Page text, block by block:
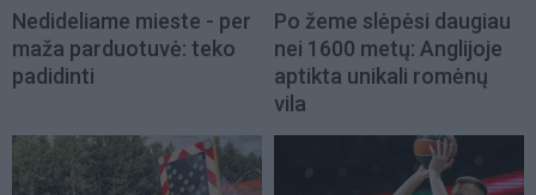
Nedideliame mieste - per
maža parduotuvė: teko
padidinti
Po žeme slėpėsi daugiau
nei 1600 metų: Anglijoje
aptikta unikali romėnų
vila